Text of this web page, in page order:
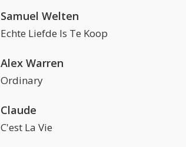
Samuel Welten
Echte Liefde Is Te Koop
Alex Warren
Ordinary
Claude
C'est La Vie